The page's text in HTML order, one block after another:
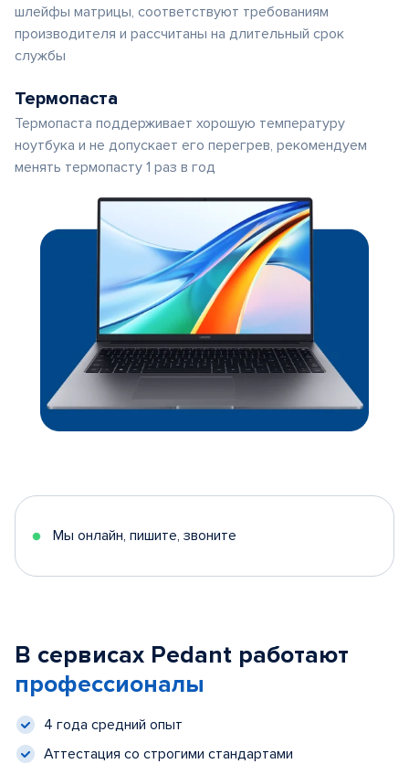
шлейфы матрицы, соответствуют требованиям
производителя и рассчитаны на длительный срок
службы
Термопаста
Термопаста поддерживает хорошую температуру
ноутбука и не допускает его перегрев, рекомендуем
менять термопасту 1 раз в год
Мы онлайн, пишите, звоните
В сервисах Pedant работают
профессионалы
4 года средний опыт
Аттестация со строгими стандартами